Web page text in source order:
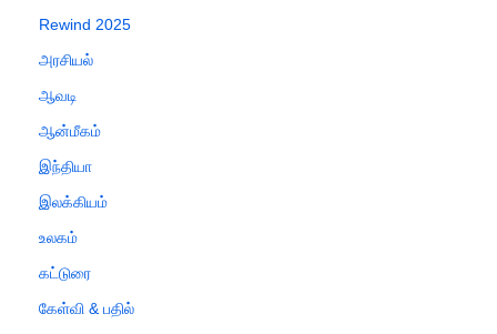
Rewind 2025
அரசியல்
ஆவடி
ஆன்மீகம்
இந்தியா
இலக்கியம்
உலகம்
கட்டுரை
கேள்வி & பதில்